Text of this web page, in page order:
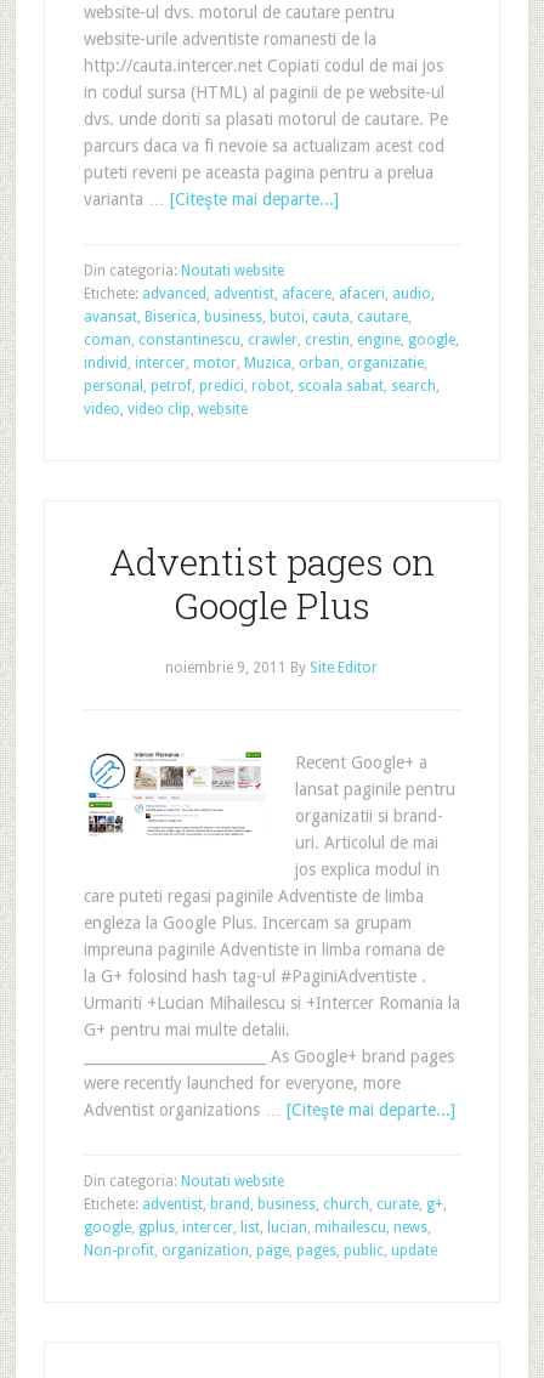
website-ul dvs. motorul de cautare pentru
website-urile adventiste romanesti de la
http://cauta.intercer.net Copiati codul de mai jos
in codul sursa (HTML) al paginii de pe website-ul
dvs. unde doriti sa plasati motorul de cautare. Pe
parcurs daca va fi nevoie sa actualizam acest cod
puteti reveni pe aceasta pagina pentru a prelua
varianta … [Citeşte mai departe...]
Din categoria: Noutati website
Etichete: advanced , adventist, afacere, afaceri, audio,
avansat, Biserica, business, butoi, cauta, cautare,
coman, constantinescu, crawler, crestin, engine, google,
individ , intercer, motor, Muzica, orban, organizatie,
personal , petrof, predici, robot, scoala sabat, search,
video, video clip, website
Adventist pages on
Google Plus
noiembrie 9, 2011 By Site Editor
Recent Google+ a
lansat paginile pentru
organizatii si brand-
uri. Articolul de mai
jos explica modul in
care puteti regasi paginile Adventiste de limba
engleza la Google Plus. Incercam sa grupam
impreuna paginile Adventiste in limba romana de
la G+ folosind hash tag-ul #PaginiAdventiste .
Urmariti +Lucian Mihailescu si +Intercer Romania la
G+ pentru mai multe detalii.
_________________________ As Google+ brand pages
were recently launched for everyone, more
Adventist organizations … [Citeşte mai departe...]
Din categoria: Noutati website
Etichete: adventist, brand , business, church, curate, g+,
google, gplus, intercer, list, lucian, mihailescu, news,
Non-profit, organization, page, pages, public, update